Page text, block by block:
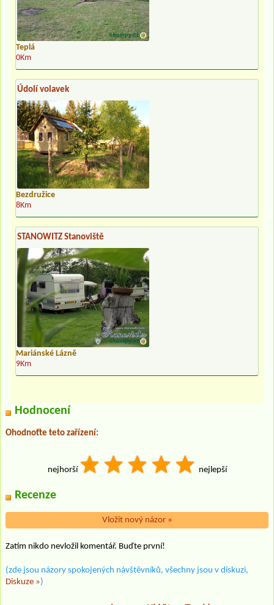
Teplá
0Km
Údolí volavek
Bezdružice
8Km
STANOWITZ Stanoviště
Mariánské Lázně
9Km
Hodnocení
Ohodnoťte teto zařízení:
nejhorší nejlepší
Recenze
Vložit nový názor »
Zatím nikdo nevložil komentář. Buďte první!
(zde jsou názory spokojených návštěvníků, všechny jsou v diskuzi,
Diskuze »)